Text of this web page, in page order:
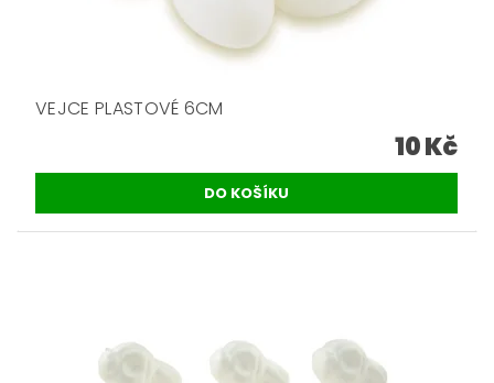
VEJCE PLASTOVÉ 6CM
10 Kč